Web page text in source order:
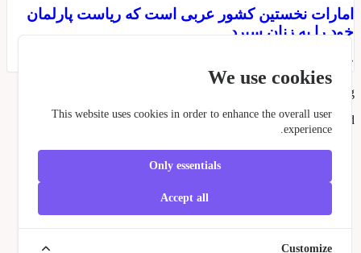
نخستین کشور عربی است که ریاست پارلمان
را به زنان سپرد
۱۳۹۴
2026 Iran-
All rights
We use cookies
This website uses cookies in order to enhance the overall user
experience.
Only essentials
Accept all
Customize